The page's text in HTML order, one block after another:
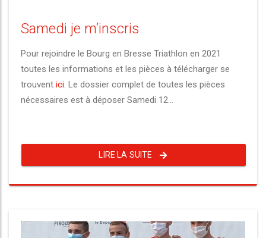
Samedi je m’inscris
Pour rejoindre le Bourg en Bresse Triathlon en 2021
toutes les informations et les pièces à télécharger se
trouvent ici. Le dossier complet de toutes les pièces
nécessaires est à déposer Samedi 12...
LIRE LA SUITE